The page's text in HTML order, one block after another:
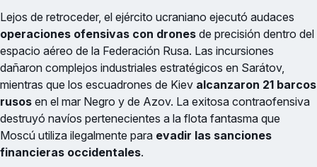
Lejos de retroceder, el ejército ucraniano ejecutó audaces
operaciones ofensivas con drones de precisión dentro del
espacio aéreo de la Federación Rusa. Las incursiones
dañaron complejos industriales estratégicos en Sarátov,
mientras que los escuadrones de Kiev alcanzaron 21 barcos
rusos en el mar Negro y de Azov. La exitosa contraofensiva
destruyó navíos pertenecientes a la flota fantasma que
Moscú utiliza ilegalmente para evadir las sanciones
financieras occidentales.